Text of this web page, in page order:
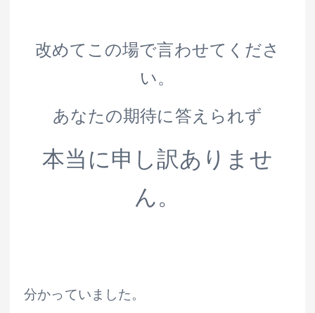
改めてこの場で言わせてくださ
い。
あなたの期待に答えられず
本当に申し訳ありませ
ん。
分かっていました。